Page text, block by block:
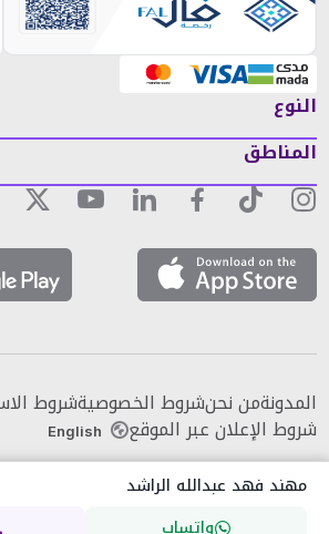
النوع
المناطق
المدونةمن نحنشروط الخصوصيةشروط
شروط الإعلان عبر الموقع English
مهند فهد عبدالله الراشد
واتساب